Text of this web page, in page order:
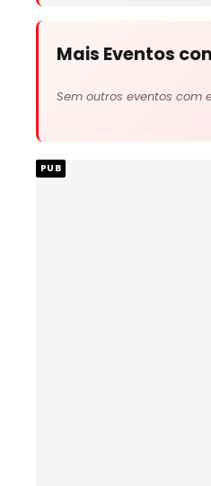
Mais Eventos
Sem outros eventos com
PUB